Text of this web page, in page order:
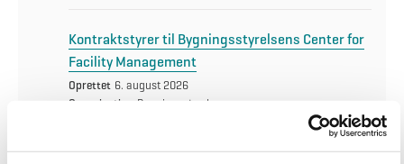
Kontraktstyrer til Bygningsstyrelsens Center for
Facility Management
Oprettet 6. august 2026
Organisation
Bygningsstyrelsen